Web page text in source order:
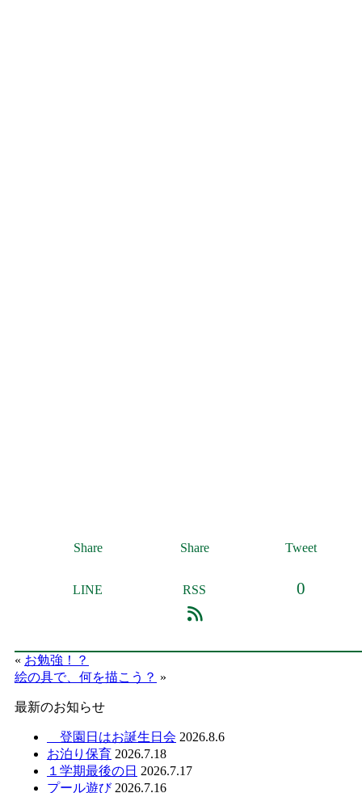
Share Share Tweet
LINE RSS 0
« お勉強！？
絵の具で、何を描こう？ »
最新のお知らせ
登園日はお誕生日会 2026.8.6
お泊り保育 2026.7.18
１学期最後の日 2026.7.17
プール遊び 2026.7.16